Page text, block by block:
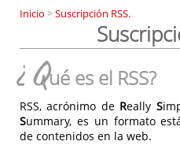
Inicio >Suscripción RSS.
¿Qué es el RSS?
RSS, acrónimo de Really S
Summary, es un formato
de contenidos en la web.